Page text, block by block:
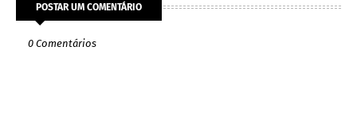
POSTAR UM COMENTÁRIO
0 Comentários